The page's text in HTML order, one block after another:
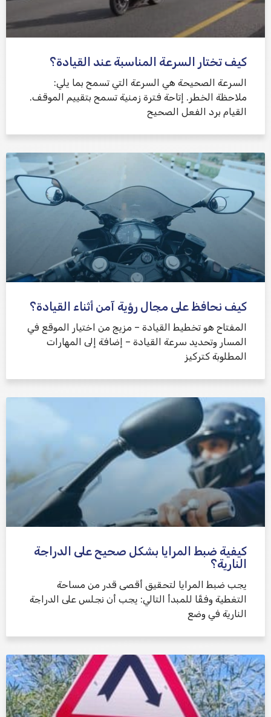
كيف تختار السرعة المناسبة عند القيادة؟
السرعة الصحيحة هي السرعة التي تسمح بما يلي:
ملاحظة الخطر. إتاحة فترة زمنية تسمح بتقييم الموقف.
القيام برد الفعل الصحيح
كيف نحافظ على مجال رؤية آمن أثناء القيادة؟
المفتاح هو تخطيط القيادة – مزيج من اختيار الموقع في
المسار وتحديد سرعة القيادة – إضافة إلى المهارات
المطلوبة كتركيز
كيفية ضبط المرايا بشكل صحيح على الدراجة
النارية؟
يجب ضبط المرايا لتحقيق أقصى قدر من مساحة
التغطية وفقًا للمبدأ التالي: يجب أن نجلس على الدراجة
النارية في وضع